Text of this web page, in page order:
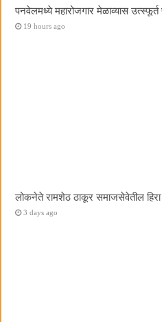
पनवेलमध्ये महारोजगार मेळाव्यास उत्स्फूर्त
19 hours ago
लोकनेते रामशेठ ठाकूर समाजसेवेतील
3 days ago